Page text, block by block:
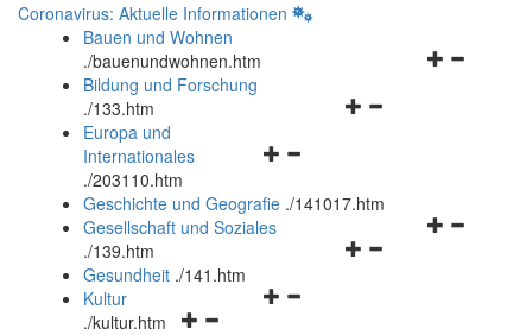
Coronavirus: Aktuelle Informationen
Bauen und Wohnen
./bauenundwohnen.htm
Navigationsmenü
Bildung und Forschung
./133.htm
Navigationsmenü
und
schließen
Europa und
Internationales
./203110.htm
Geschichte und Geografie ./141017.htm
Navigationsmenü
Gesellschaft und Soziales
./139.htm
Navigationsmenü
Gesundheit ./141.htm
Navigationsmenü
Kultur
./kultur.htm